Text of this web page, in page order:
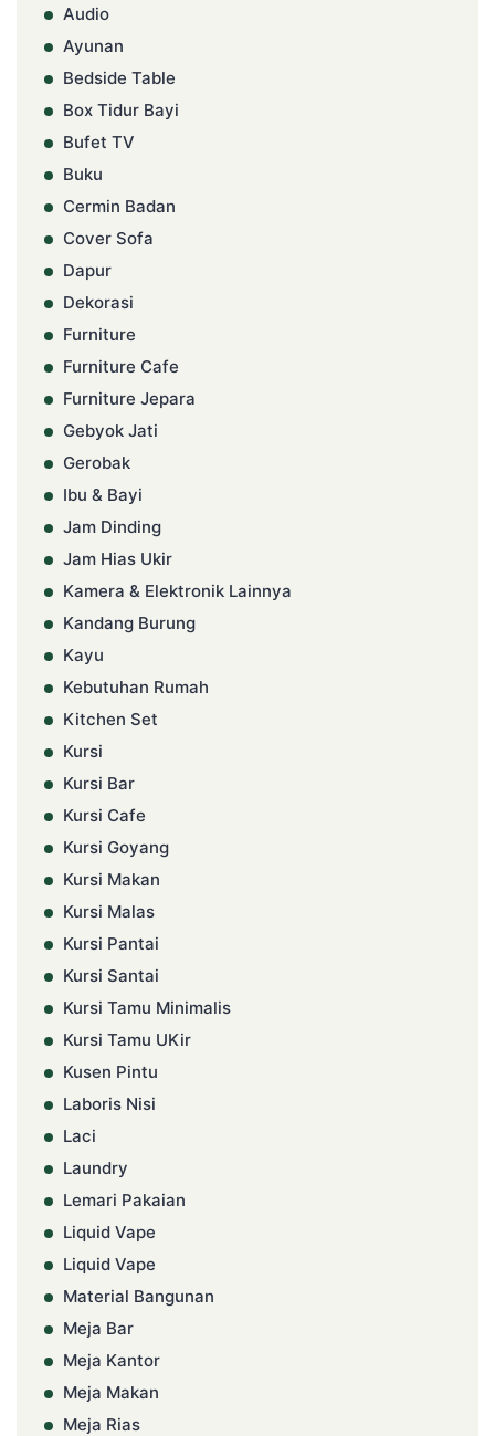
Audio
Ayunan
Bedside Table
Box Tidur Bayi
Bufet TV
Buku
Cermin Badan
Cover Sofa
Dapur
Dekorasi
Furniture
Furniture Cafe
Furniture Jepara
Gebyok Jati
Gerobak
Ibu & Bayi
Jam Dinding
Jam Hias Ukir
Kamera & Elektronik Lainnya
Kandang Burung
Kayu
Kebutuhan Rumah
Kitchen Set
Kursi
Kursi Bar
Kursi Cafe
Kursi Goyang
Kursi Makan
Kursi Malas
Kursi Pantai
Kursi Santai
Kursi Tamu Minimalis
Kursi Tamu UKir
Kusen Pintu
Laboris Nisi
Laci
Laundry
Lemari Pakaian
Liquid Vape
Liquid Vape
Material Bangunan
Meja Bar
Meja Kantor
Meja Makan
Meja Rias